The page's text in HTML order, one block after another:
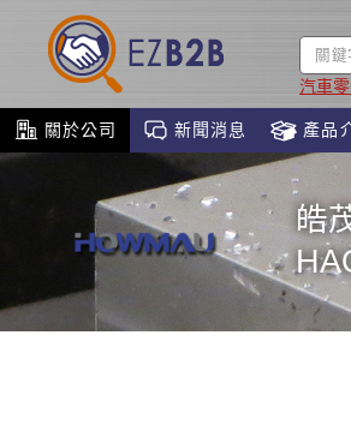
汽車
關於公司 新聞消息 產品
皓